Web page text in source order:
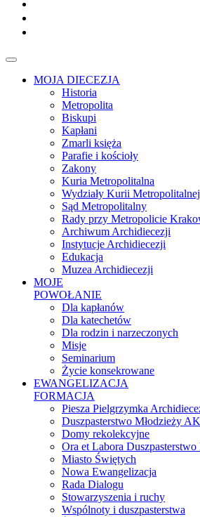
MOJA DIECEZJA
Historia
Metropolita
Biskupi
Kapłani
Zmarli księża
Parafie i kościoły
Zakony
Kuria Metropolitalna
Wydziały Kurii Metropolitalnej
Sąd Metropolitalny
Rady przy Metropolicie
Archiwum Archidiecezji
Instytucje Archidiecezji
Edukacja
Muzea Archidiecezji
MOJE
POWOŁANIE
Dla kapłanów
Dla katechetów
Dla rodzin i narzeczonych
Misje
Seminarium
Życie konsekrowane
EWANGELIZACJA
FORMACJA
Piesza Pielgrzymka
Duszpasterstwo Młodzieży AK
Domy rekolekcyjne
Ora et Labora
Miasto Świętych
Nowa Ewangelizacja
Rada Dialogu
Stowarzyszenia i ruchy
Wspólnoty i duszpasterstwa